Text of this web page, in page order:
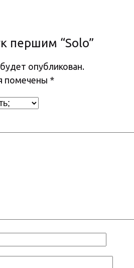
першим “Solo”
опубликован.
помечены *